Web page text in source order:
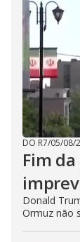
DO R7/05/08/
Fim
Donald
Ormuz não